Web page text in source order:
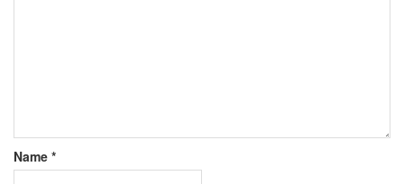
Name *